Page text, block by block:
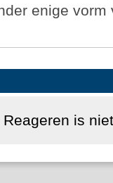
enige vorm
Reageren is